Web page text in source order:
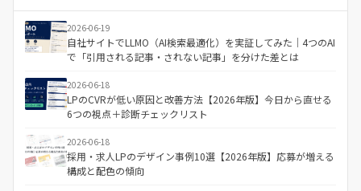
2026-06-19
自社サイトでLLMO（AI検索最適化）を実証してみた｜4つのAI
で「引用される記事・されない記事」を分けた差とは
2026-06-18
LPのCVRが低い原因と改善方法【2026年版】今日から直せる
6つの視点＋診断チェックリスト
2026-06-18
採用・求人LPのデザイン事例10選【2026年版】応募が増える
構成と配色の傾向